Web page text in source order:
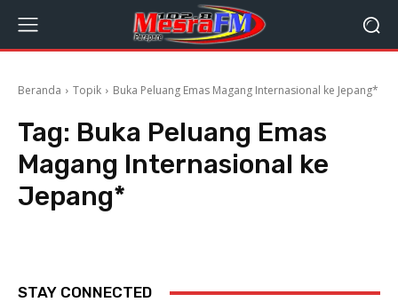
Beranda Topik Buka Peluang Emas Magang Internasional ke Jepang*
Tag: Buka Peluang Emas
Magang Internasional ke
Jepang*
STAY CONNECTED